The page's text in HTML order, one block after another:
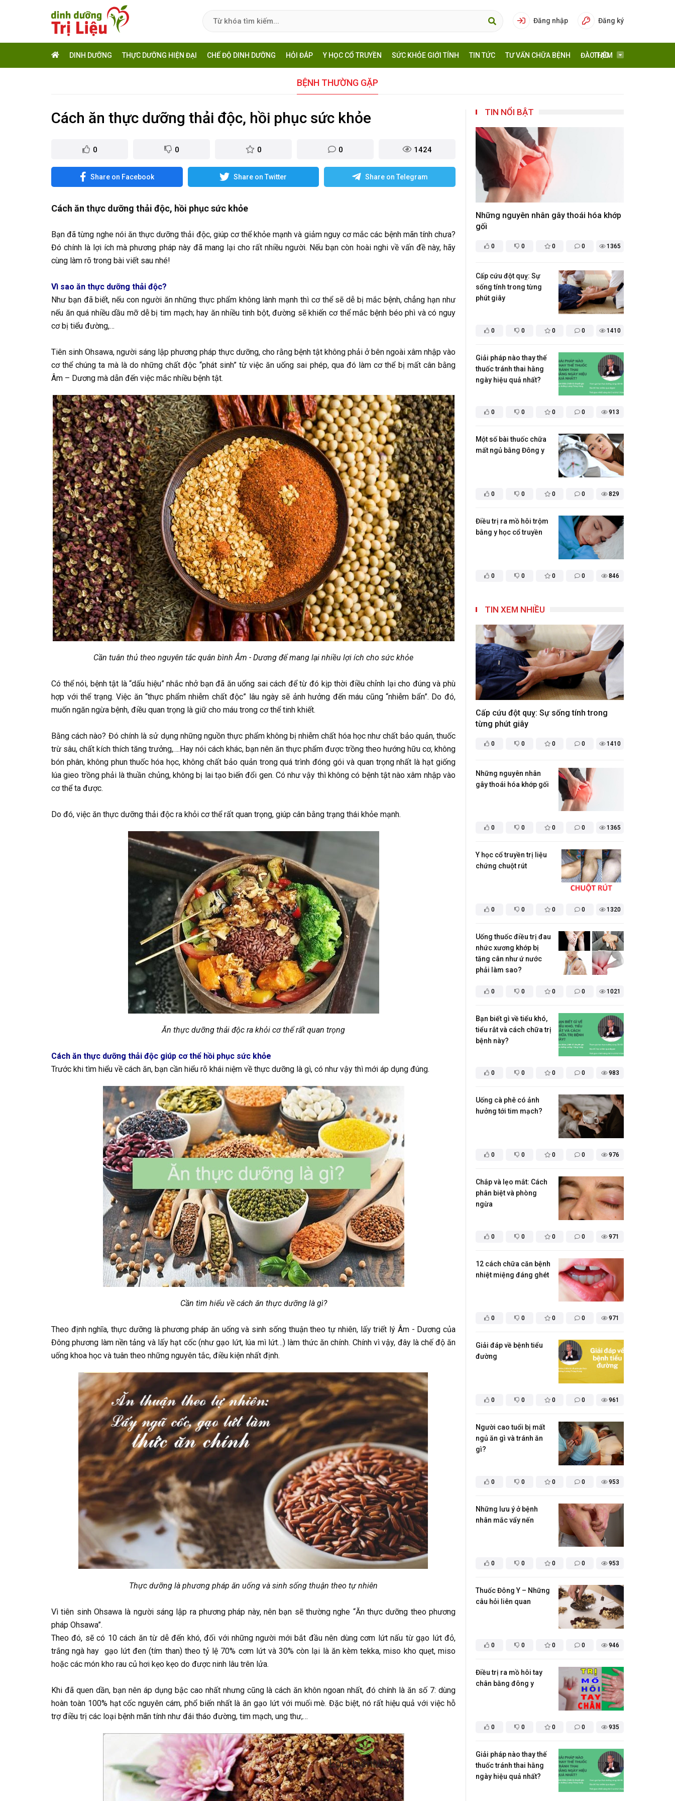
Đăng nhập Đăng ký
DINH DƯỠNG THỰC DƯỠNG HIỆN ĐẠI CHẾ ĐỘ DINH DƯỠNG HỎI ĐÁP Y HỌC CỔ TRUYỀN SỨC KHỎE GIỚI TÍNH TIN TỨC TƯ VẤN CHỮA BỆNH ĐÀO TẠO
THÊM
BỆNH THƯỜNG GẶP
Cách ăn thực dưỡng thải độc, hồi phục sức khỏe
0 0 0 0 1424
Share on Facebook Share on Twitter Share on Telegram
Cách ăn thực dưỡng thải độc, hồi phục sức khỏe
Bạn đã từng nghe nói ăn thực dưỡng thải độc, giúp cơ thể khỏe mạnh và giảm nguy cơ mắc các bệnh mãn tính chưa?
Đó chính là lợi ích mà phương pháp này đã mang lại cho rất nhiều người. Nếu bạn còn hoài nghi về vấn đề này, hãy
cùng làm rõ trong bài viết sau nhé!
Vì sao ăn thực dưỡng thải độc?
Như bạn đã biết, nếu con người ăn những thực phẩm không lành mạnh thì cơ thể sẽ dễ bị mắc bệnh, chẳng hạn như
nếu ăn quá nhiều dầu mỡ dễ bị tim mạch; hay ăn nhiều tinh bột, đường sẽ khiến cơ thể mắc bệnh béo phì và có nguy
cơ bị tiểu đường,…
Tiên sinh Ohsawa, người sáng lập phương pháp thực dưỡng, cho rằng bệnh tật không phải ở bên ngoài xâm nhập vào
cơ thể chúng ta mà là do những chất độc “phát sinh” từ việc ăn uống sai phép, qua đó làm cơ thể bị mất cân bằng
Âm – Dương mà dẫn đến việc mắc nhiều bệnh tật.
Cần tuân thủ theo nguyên tắc quân bình Âm - Dương để mang lại nhiều lợi ích cho sức khỏe
Có thể nói, bệnh tật là “dấu hiệu” nhắc nhở bạn đã ăn uống sai cách để từ đó kịp thời điều chỉnh lại cho đúng và phù
hợp với thể trạng. Việc ăn “thực phẩm nhiễm chất độc” lâu ngày sẽ ảnh hưởng đến máu cũng “nhiễm bẩn”. Do đó,
muốn ngăn ngừa bệnh, điều quan trọng là giữ cho máu trong cơ thể tinh khiết.
Bằng cách nào? Đó chính là sử dụng những nguồn thực phẩm không bị nhiễm chất hóa học như chất bảo quản, thuốc
trừ sâu, chất kích thích tăng trưởng,….Hay nói cách khác, bạn nên ăn thực phẩm được trồng theo hướng hữu cơ, không
bón phân, không phun thuốc hóa học, không chất bảo quản trong quá trình đóng gói và quan trọng nhất là hạt giống
lúa gieo trồng phải là thuần chủng, không bị lai tạo biến đổi gen. Có như vậy thì không có bệnh tật nào xâm nhập vào
cơ thể ta được.
Do đó, việc ăn thực dưỡng thải độc ra khỏi cơ thể rất quan trọng, giúp cân bằng trạng thái khỏe mạnh.
Ăn thực dưỡng thải độc ra khỏi cơ thể rất quan trọng
Cách ăn thực dưỡng thải độc giúp cơ thể hồi phục sức khỏe
Trước khi tìm hiểu về cách ăn, bạn cần hiểu rõ khái niệm về thực dưỡng là gì, có như vậy thì mới áp dụng đúng.
Cần tìm hiểu về cách ăn thực dưỡng là gì?
Theo định nghĩa, thực dưỡng là phương pháp ăn uống và sinh sống thuận theo tự nhiên, lấy triết lý Âm - Dương của
Đông phương làm nền tảng và lấy hạt cốc (như gạo lứt, lúa mì lứt…) làm thức ăn chính. Chính vì vậy, đây là chế độ ăn
uống khoa học và tuân theo những nguyên tắc, điều kiện nhất định.
Thực dưỡng là phương pháp ăn uống và sinh sống thuận theo tự nhiên
Vì tiên sinh Ohsawa là người sáng lập ra phương pháp này, nên bạn sẽ thường nghe “Ăn thực dưỡng theo phương
pháp Ohsawa”.
Theo đó, sẽ có 10 cách ăn từ dễ đến khó, đối với những người mới bắt đầu nên dùng cơm lứt nấu từ gạo lứt đỏ,
trắng ngà hay gạo lứt đen (tím than) theo tỷ lệ 70% cơm lứt và 30% còn lại là ăn kèm tekka, miso kho quẹt, miso
hoặc các món kho rau củ hơi kẹo kẹo do được ninh lâu trên lửa.
Khi đã quen dần, bạn nên áp dụng bậc cao nhất nhưng cũng là cách ăn khôn ngoan nhất, đó chính là ăn số 7: dùng
hoàn toàn 100% hạt cốc nguyên cám, phổ biến nhất là ăn gạo lứt với muối mè. Đặc biệt, nó rất hiệu quả với việc hỗ
trợ điều trị các loại bệnh mãn tính như đái tháo đường, tim mạch, ung thư,…
TIN NỔI BẬT
0 0 0 0 1365
Những nguyên nhân gây thoái hóa khớp
gối
0 0 0 0 1410
Cấp cứu đột quỵ: Sự
sống tính trong từng
phút giây
0 0 0 0 913
Giải pháp nào thay thế
thuốc tránh thai hằng
ngày hiệu quả nhất?
0 0 0 0 829
Một số bài thuốc chữa
mất ngủ bằng Đông y
0 0 0 0 846
Điều trị ra mồ hôi trộm
bằng y học cổ truyền
TIN XEM NHIỀU
0 0 0 0 1410
Cấp cứu đột quỵ: Sự sống tính trong
từng phút giây
0 0 0 0 1365
Những nguyên nhân
gây thoái hóa khớp gối
0 0 0 0 1320
Y học cổ truyền trị liệu
chứng chuột rút
0 0 0 0 1021
Uống thuốc điều trị đau
nhức xương khớp bị
tăng cân như ứ nước
phải làm sao?
0 0 0 0 983
Bạn biết gì về tiểu khó,
tiểu rắt và cách chữa trị
bệnh này?
0 0 0 0 976
Uống cà phê có ảnh
hưởng tới tim mạch?
0 0 0 0 971
Chắp và lẹo mắt: Cách
phân biệt và phòng
ngừa
0 0 0 0 971
12 cách chữa căn bệnh
nhiệt miệng đáng ghét
0 0 0 0 961
Giải đáp về bệnh tiểu
đường
0 0 0 0 953
Người cao tuổi bị mất
ngủ ăn gì và tránh ăn
gì?
0 0 0 0 953
Những lưu ý ở bệnh
nhân mắc vẩy nến
0 0 0 0 946
Thuốc Đông Y – Những
câu hỏi liên quan
0 0 0 0 935
Điều trị ra mồ hôi tay
chân bằng đông y
Giải pháp nào thay thế
thuốc tránh thai hằng
ngày hiệu quả nhất?